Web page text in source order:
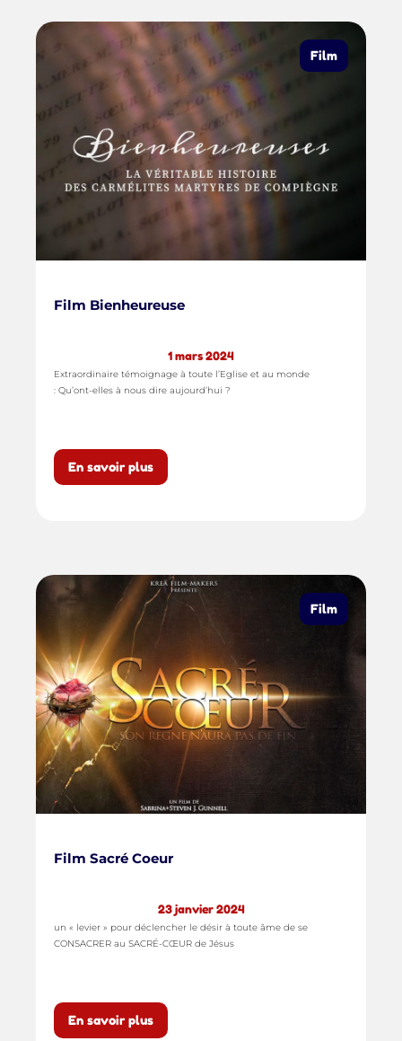
Film
Film Bienheureuse
1 mars 2024
Extraordinaire témoignage à toute l’Eglise et au monde
: Qu’ont-elles à nous dire aujourd’hui ?
En savoir plus
Film
Film Sacré Coeur
23 janvier 2024
un « levier » pour déclencher le désir à toute âme de se
CONSACRER au SACRÉ-CŒUR de Jésus
En savoir plus